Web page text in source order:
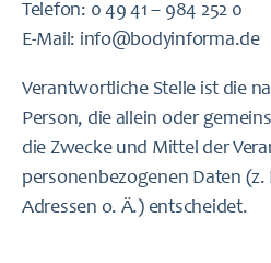
Telefon: 0 49 41 – 984 252 0
E-Mail: info@bodyinforma.de
Verantwortliche Stelle ist die
Person, die allein oder
die Zwecke und Mittel der
personenbezogenen Daten (z.
Adressen o. Ä.) entscheidet.